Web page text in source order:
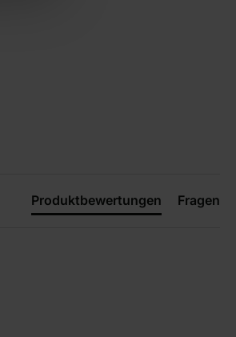
Produktbewertungen Fragen